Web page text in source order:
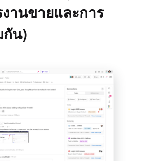
านขายและการ
กัน)